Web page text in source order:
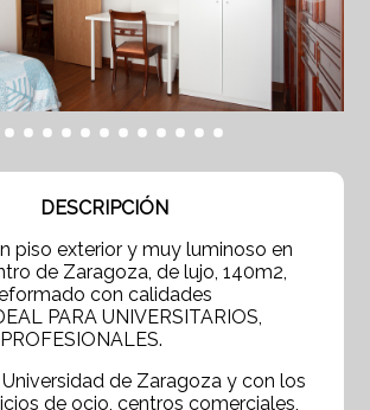
DESCRIPCIÓN
piso exterior y muy luminoso en
de Zaragoza, de lujo, 140m2,
con calidades
PARA UNIVERSITARIOS,
de Zaragoza y con los
de ocio, centros comerciales,